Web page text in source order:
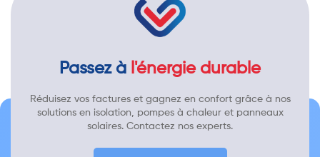
Passez à l'énergie durable
Réduisez vos factures et gagnez en confort grâce à nos
solutions en isolation, pompes à chaleur et panneaux
solaires. Contactez nos experts.